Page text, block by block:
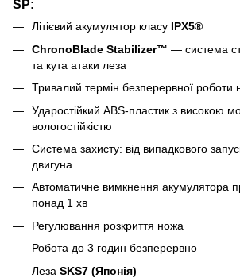
SP:
Літієвий акумулятор класу IPX5®
ChronoBlade Stabilizer™ — система
та кута атаки леза
Тривалий термін безперервної роботи
Ударостійкий ABS-пластик з високою
вологостійкістю
Система захисту: від випадкового
двигуна
Автоматичне вимкнення акумулятора
понад 1 хв
Регулювання розкриття ножа
Робота до 3 годин безперервно
Леза SKS7 (Японія)